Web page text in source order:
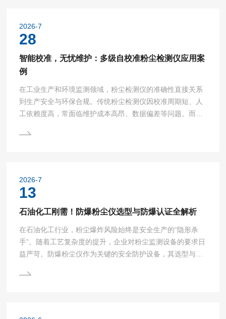
2026-7
28
智能校准，无忧维护：多级自校准粉尘检测仪应用案
例
在工业生产和环境监测领域，粉尘检测仪的准确性直接关系
到生产安全与环保合规。传统粉尘检测仪因校准周期短、人
工依赖度高，常面临维护成本高昂、数据偏差等问题。而多
与长期稳定运行，为行业带来革新性突破。以下通过某化工
老化等因素，每月需人工校准2-3次，且校准过程耗时长达4
小时。...
2026-7
13
石油化工刚需！防爆粉尘仪选型与防爆认证全解析
在石油化工行业，粉尘爆炸风险始终是安全生产的“隐形杀
手”。随着工艺复杂度的提升，企业对粉尘监测设备的要求日
益严苛。防爆粉尘仪作为关键的安全防护设备，其选型与防
防爆粉尘仪的选型核心要素及防爆认证体系，助力企业构建